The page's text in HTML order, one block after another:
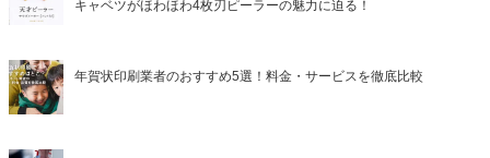
キャベツがほわほわ4枚刃ピーラーの魅力に迫る！
年賀状印刷業者のおすすめ5選！料金・サービスを徹底比較